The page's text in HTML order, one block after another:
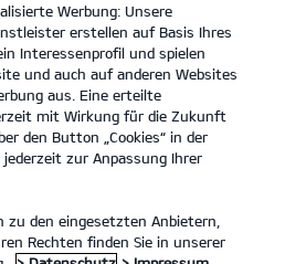
Werbung: Unsere
erstellen auf Basis Ihres
Interessenprofil und spielen
und auch auf anderen Websites
aus. Eine erteilte
mit Wirkung für die Zukunft
den Button „Cookies“ in der
jederzeit zur Anpassung Ihrer
zu den eingesetzten Anbietern,
Rechten finden Sie in unserer